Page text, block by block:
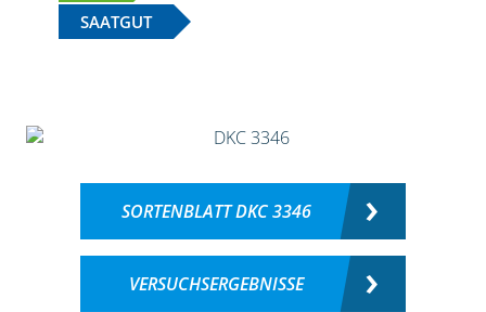
SAATGUT
SORTENBLATT DKC 3346
VERSUCHSERGEBNISSE